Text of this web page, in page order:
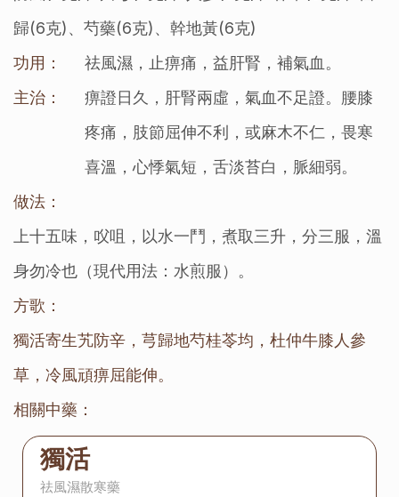
歸(6克)、芍藥(6克)、幹地黃(6克)
功用：
祛風濕，止痹痛，益肝腎，補氣血。
主治：
痹證日久，肝腎兩虛，氣血不足證。腰膝
疼痛，肢節屈伸不利，或麻木不仁，畏寒
喜溫，心悸氣短，舌淡苔白，脈細弱。
做法：
上十五味，㕮咀，以水一鬥，煮取三升，分三服，溫
身勿冷也（現代用法：水煎服）。
方歌：
獨活寄生艽防辛，芎歸地芍桂苓均，杜仲牛膝人參
草，冷風頑痹屈能伸。
相關中藥：
獨活
祛風濕散寒藥